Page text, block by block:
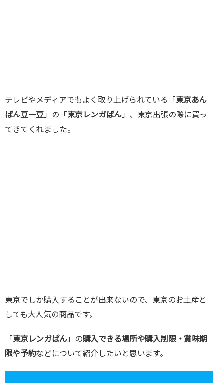
テレビやメディアでもよく取り上げられている「 東京あん
ぱん豆一豆 」の「 東京レンガぱん 」、東京出張の際に買っ
てきてくれました。
東京でしか購入することが出来ないので、東京のお土産と
しても大人気の商品です。
「 東京レンガぱん 」の購入できる場所や購入制限・賞味期
限や予約などについて紹介したいと思います。